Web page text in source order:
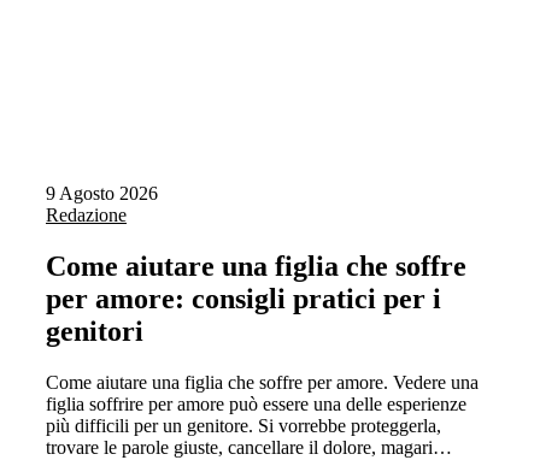
9 Agosto 2026
Redazione
Come aiutare una figlia che soffre
per amore: consigli pratici per i
genitori
Come aiutare una figlia che soffre per amore. Vedere una
figlia soffrire per amore può essere una delle esperienze
più difficili per un genitore. Si vorrebbe proteggerla,
trovare le parole giuste, cancellare il dolore, magari…